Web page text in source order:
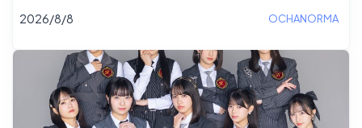
2026/8/8 OCHANORMA